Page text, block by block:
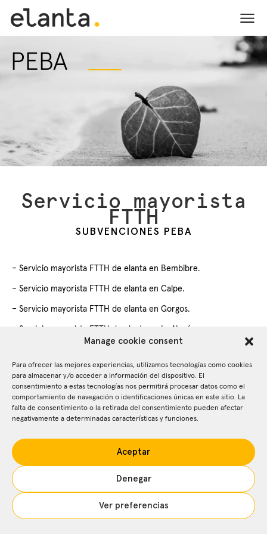
Manage cookie consent
Para ofrecer las mejores experiencias, utilizamos tecnologías como cookies
para almacenar y/o acceder a información del dispositivo. El
consentimiento a estas tecnologías nos permitirá procesar datos como el
comportamiento de navegación o identificaciones únicas en este sitio. La
falta de consentimiento o la retirada del consentimiento pueden afectar
negativamente a determinadas características y funciones.
Aceptar
Denegar
Ver preferencias
LATIDOS
CORAZÓN
EMOCIONES
EN BOCA
CUÉNTANOS
PEBA
Servicio mayorista
FTTH
SUBVENCIONES PEBA
– Servicio mayorista FTTH de elanta en Bembibre.
– Servicio mayorista FTTH de elanta en Calpe.
– Servicio mayorista FTTH de elanta en Gorgos.
Servicio mayorista FTTH de elanta en La Nucía.
Servicio mayorista FTTH de elanta en Requena
–Servicio mayorista FTTH de elanta en Toro.
elanta.
+34 917 129 124
TÉRMINOS Y CONDICIONES WEB POLÍTICA DE PRIVACIDAD
POLÍTICA ESG
POLÍTICA DE SEGURIDAD DE LA INFORMACIÓN